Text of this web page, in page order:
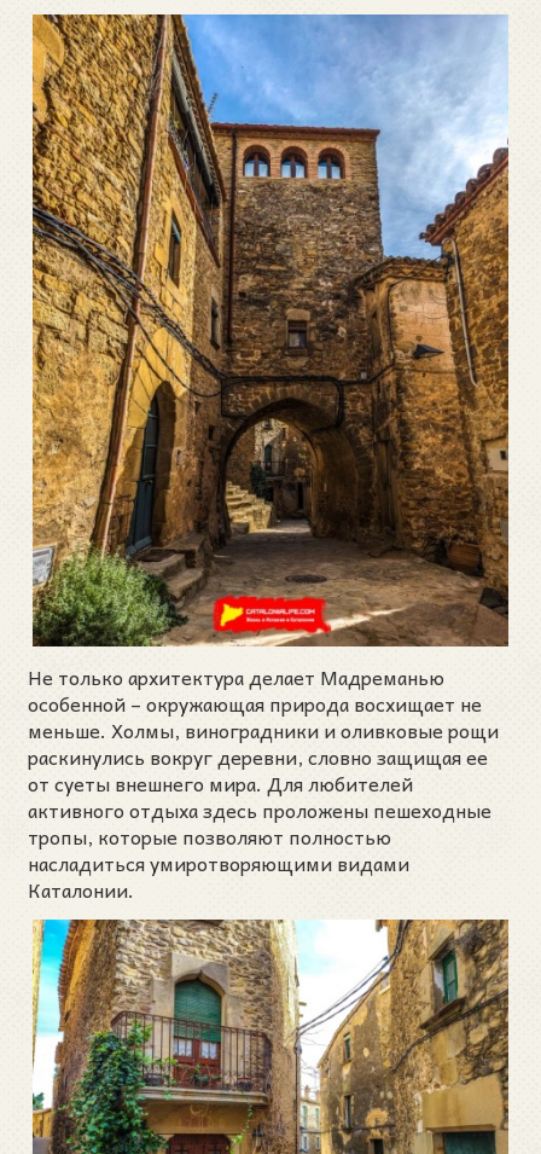
Не только архитектура делает Мадреманью
особенной – окружающая природа восхищает не
меньше. Холмы, виноградники и оливковые рощи
раскинулись вокруг деревни, словно защищая ее
от суеты внешнего мира. Для любителей
активного отдыха здесь проложены пешеходные
тропы, которые позволяют полностью
насладиться умиротворяющими видами
Каталонии.